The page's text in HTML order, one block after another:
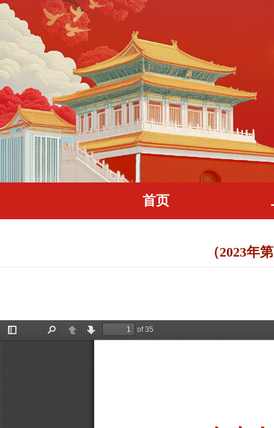
首页
（2023年